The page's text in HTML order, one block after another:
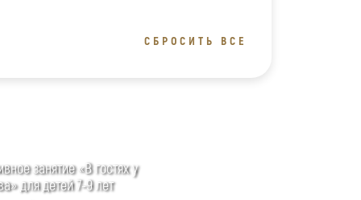
СБРОСИТЬ ВСЕ
занятие «В гостях у
для детей 7-9 лет